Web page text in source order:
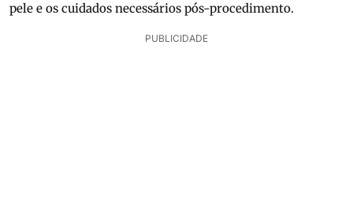
pele e os cuidados necessários pós-procedimento.
PUBLICIDADE